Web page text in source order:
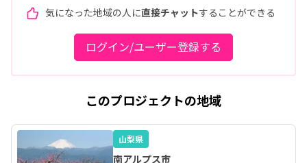
気になった地域の人に直接チャットすることができる
ログイン/ユーザー登録する
このプロジェクトの地域
山梨県
南アルプス市